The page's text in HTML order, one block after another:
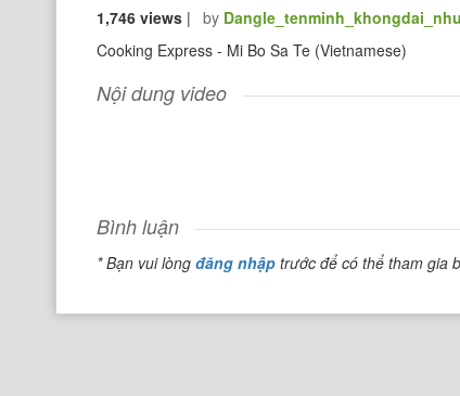
1,746 views | by
Cooking Express - Mi Bo Sa Te (Vietnamese)
Nội dung video
Bình luận
* Bạn vui lòngđăng nhập trước để có thể tham gia